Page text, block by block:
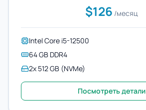
$126 /месяц
Intel Core i5-12500
64 GB DDR4
2x 512 GB (NVMe)
Посмотреть детали